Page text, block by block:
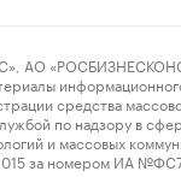
АО
средства
по надзору в
и массовых
за номером ИА